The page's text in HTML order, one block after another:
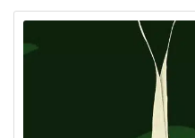
€12.00.